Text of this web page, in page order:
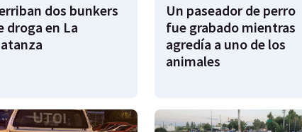
dos bunkers
droga en La
Un paseador de perro
fue grabado mientras
agredía a uno de los
animales